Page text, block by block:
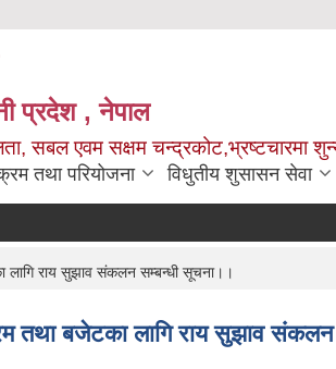
प्रदेश , नेपाल
सबल एवम सक्षम चन्द्रकोट,भ्रष्टचारमा
तथा परियोजना विधुतीय शुसासन सेवा
लागि राय सुझाव संकलन सम्बन्धी सूचना।।
तथा बजेटका लागि राय सुझाव